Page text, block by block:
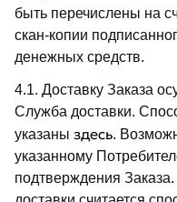
быть перечислены на
скан-копии
денежных средств.
4.1. Доставку Заказа
Служба доставки.
указаны здесь.
указанному
подтверждения